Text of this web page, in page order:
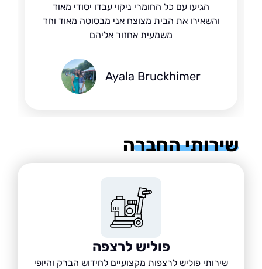
הגיעו עם כל החומרי ניקוי עבדו יסודי מאוד
והשאירו את הבית מצוצח אני מבסוטה מאוד וחד
משמעית אחזור אליהם
Ayala Bruckhimer
החברה
פוליש לרצפה
שירותי פוליש לרצפות מקצועיים לחידוש הברק והיופי